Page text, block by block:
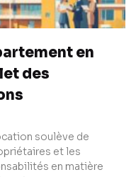
en
des
soulève de
et les
en matière